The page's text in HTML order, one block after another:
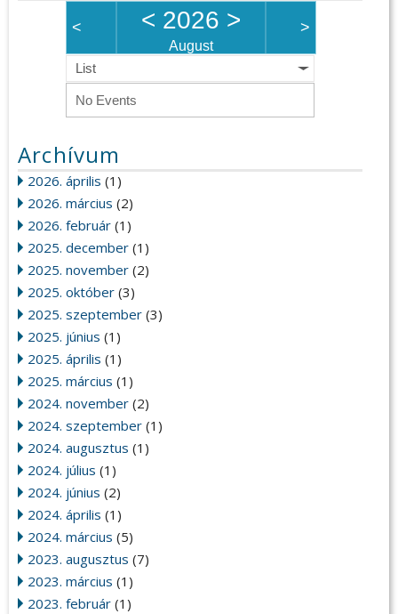
< < 2026 >
August
>
List
No Events
Archívum
2026. április (1)
2026. március (2)
2026. február (1)
2025. december (1)
2025. november (2)
2025. október (3)
2025. szeptember (3)
2025. június (1)
2025. április (1)
2025. március (1)
2024. november (2)
2024. szeptember (1)
2024. augusztus (1)
2024. július (1)
2024. június (2)
2024. április (1)
2024. március (5)
2023. augusztus (7)
2023. március (1)
2023. február (1)